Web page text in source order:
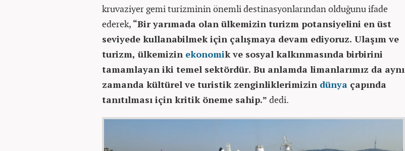
kruvaziyer gemi turizminin önemli destinasyonlarından olduğunu ifade
ederek, “Bir yarımada olan ülkemizin turizm potansiyelini en üst
seviyede kullanabilmek için çalışmaya devam ediyoruz. Ulaşım ve
turizm, ülkemizin ekonomik ve sosyal kalkınmasında birbirini
tamamlayan iki temel sektördür. Bu anlamda limanlarımız da aynı
zamanda kültürel ve turistik zenginliklerimizin dünya çapında
tanıtılması için kritik öneme sahip.” dedi.